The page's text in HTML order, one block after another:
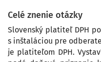
Celé znenie otázky
Slovenský platiteľ DPH
s inštaláciou pre
je platiteľom DPH.